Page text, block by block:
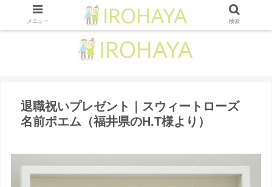
退職祝いプレゼント｜スウィートローズ
名前ポエム（福井県のH.T様より ）
メニュー 検索